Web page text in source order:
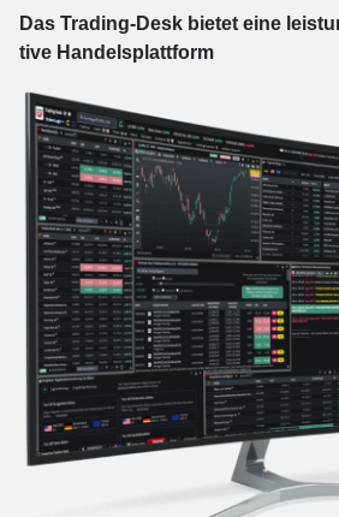
Das Trading-Desk bie­tet eine
tive Han­dels­platt­form